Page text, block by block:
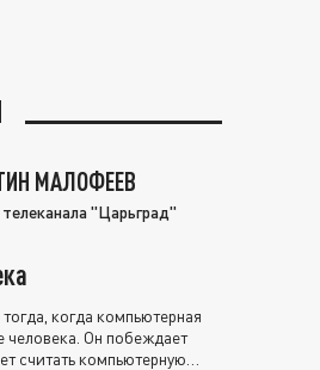
МАЛОФЕЕВ
"Царьград"
когда компьютерная
человека. Он побеждает
считать компьютерную